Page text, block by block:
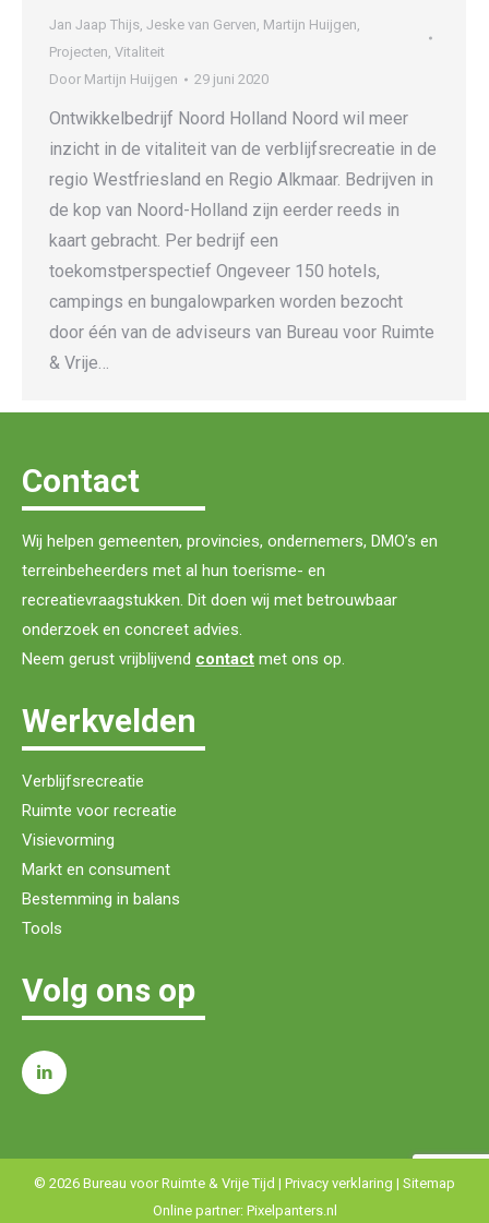
Jan Jaap Thijs, Jeske van Gerven, Martijn Huijgen,
Projecten, Vitaliteit
Door Martijn Huijgen 29 juni 2020
Ontwikkelbedrijf Noord Holland Noord wil meer
inzicht in de vitaliteit van de verblijfsrecreatie in de
regio Westfriesland en Regio Alkmaar. Bedrijven in
de kop van Noord-Holland zijn eerder reeds in
kaart gebracht. Per bedrijf een
toekomstperspectief Ongeveer 150 hotels,
campings en bungalowparken worden bezocht
door één van de adviseurs van Bureau voor Ruimte
& Vrije…
Contact
Wij helpen gemeenten, provincies, ondernemers, DMO’s en
terreinbeheerders met al hun toerisme- en
recreatievraagstukken. Dit doen wij met betrouwbaar
onderzoek en concreet advies.
Neem gerust vrijblijvend contact met ons op.
Werkvelden
Verblijfsrecreatie
Ruimte voor recreatie
Visievorming
Markt en consument
Bestemming in balans
Tools
Volg ons op
© 2026 Bureau voor Ruimte & Vrije Tijd | Privacy verklaring | Sitemap
Online partner: Pixelpanters.nl